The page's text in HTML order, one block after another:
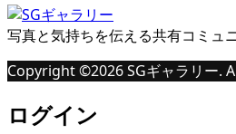
写真と気持ちを伝える共有コミュ
Copyright ©2026SGギャラリー.
ログイン